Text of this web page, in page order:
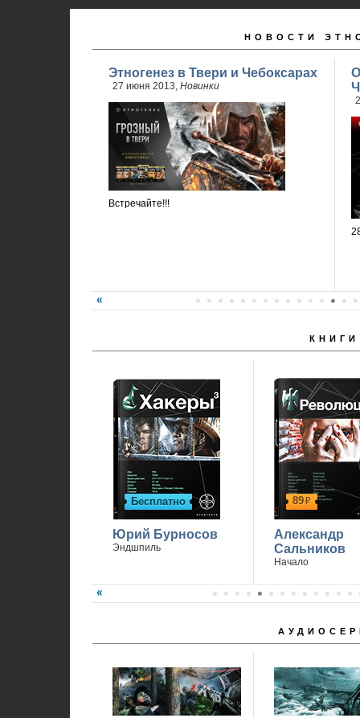
НОВОСТИ
Этногенез в Твери и Чебоксарах
27 июня 2013, Новинки
Встречайте!!!
КНИГИ
Бесплатно
Юрий Бурносов
Эндшпиль
89р
Александр
Сальников
Начало